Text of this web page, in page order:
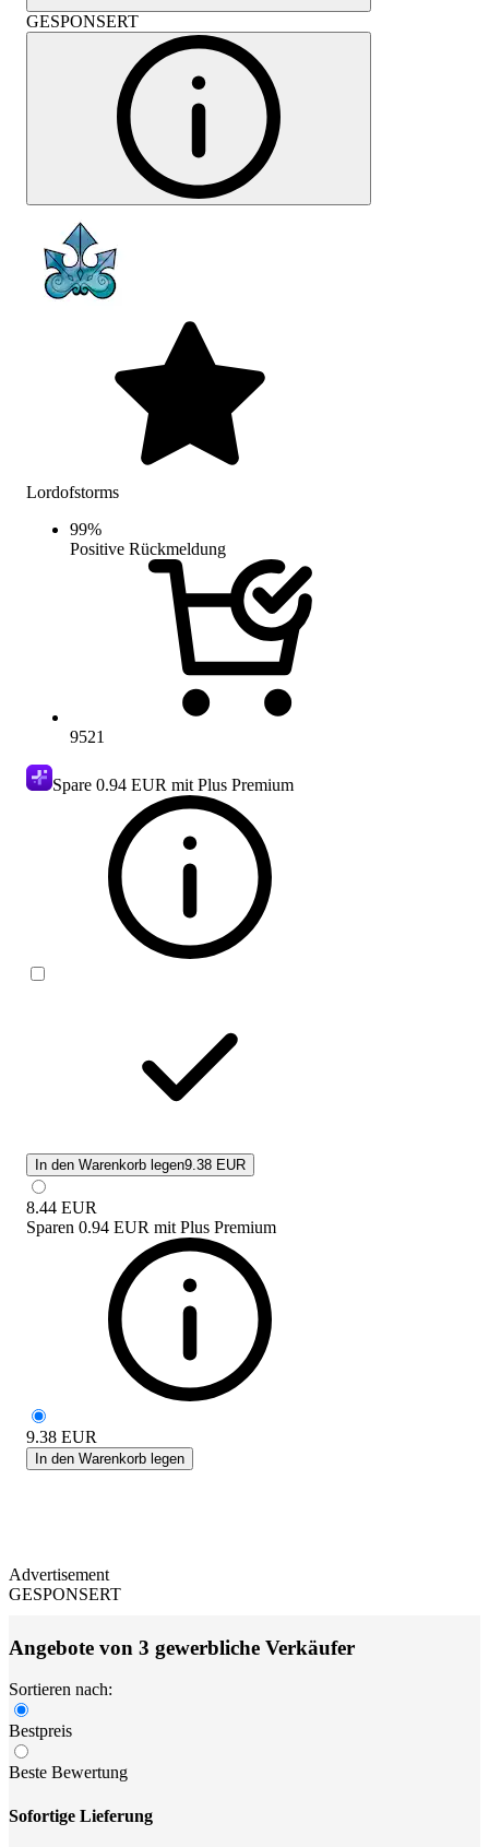
GESPONSERT
Lordofstorms
99%
Positive Rückmeldung
9521
Spare 0.94 EUR mit Plus Premium
In den Warenkorb legen9.38 EUR
8.44 EUR
Sparen 0.94 EUR mit Plus Premium
9.38 EUR
In den Warenkorb legen
Advertisement
GESPONSERT
Angebote von 3 gewerbliche Verkäufer
Sortieren nach:
Bestpreis
Beste Bewertung
Sofortige Lieferung